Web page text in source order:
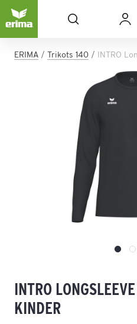
ERIMA Trikots 140 INTRO
INTRO
KINDER